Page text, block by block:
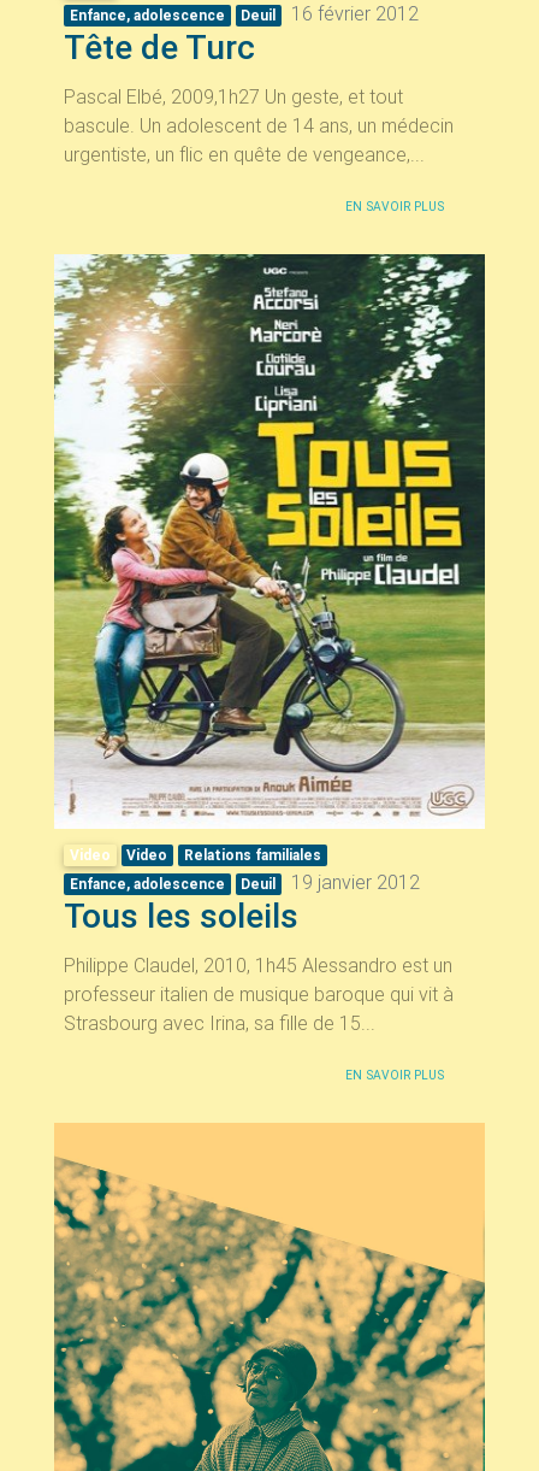
Enfance, adolescence
Deuil 16 février 2012
Tête de Turc
Pascal Elbé, 2009,1h27 Un geste, et tout
bascule. Un adolescent de 14 ans, un médecin
urgentiste, un flic en quête de vengeance,...
EN SAVOIR PLUS
Video Video
Relations familiales
Enfance, adolescence
Deuil 19 janvier 2012
Tous les soleils
Philippe Claudel, 2010, 1h45 Alessandro est un
professeur italien de musique baroque qui vit à
Strasbourg avec Irina, sa fille de 15...
EN SAVOIR PLUS